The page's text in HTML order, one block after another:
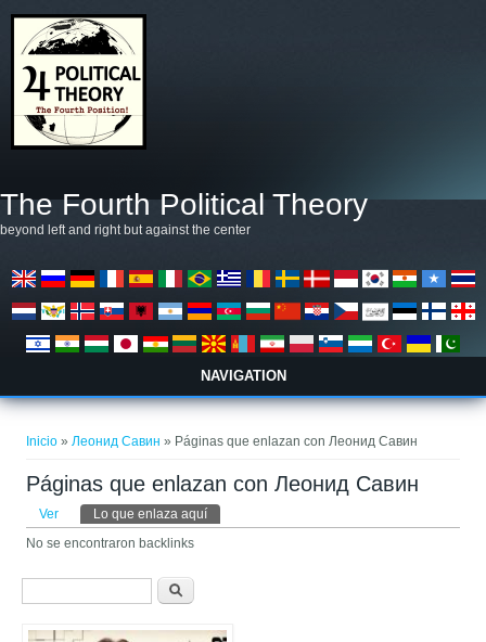
The Fourth Political Theory
beyond left and right but against the center
NAVIGATION
Inicio »Леонид Савин» Páginas que enlazan con Леонид Савин
Páginas que enlazan con Леонид Савин
Solapas principales
Ver Lo que enlaza aquí
No se encontraron backlinks
Formulario de búsqueda